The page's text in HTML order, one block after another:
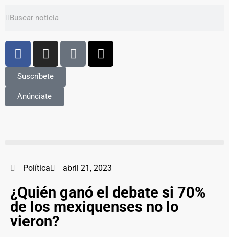
Suscríbete
Anúnciate
Política abril 21, 2023
¿Quién ganó el debate si 70%
de los mexiquenses no lo
vieron?